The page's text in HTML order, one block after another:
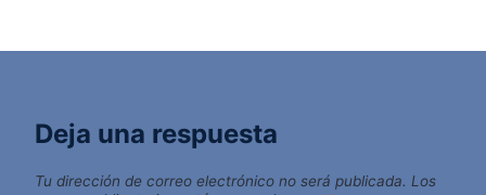
Deja una respuesta
Tu dirección de correo electrónico no será publicada. Los